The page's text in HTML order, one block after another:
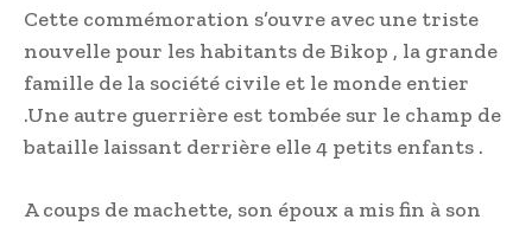
Cette commémoration s’ouvre avec une triste
nouvelle pour les habitants de Bikop , la grande
famille de la société civile et le monde entier
.Une autre guerrière est tombée sur le champ de
bataille laissant derrière elle 4 petits enfants .
A coups de machette, son époux a mis fin à son